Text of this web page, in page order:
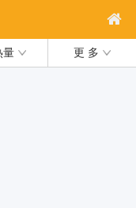
量 更 多